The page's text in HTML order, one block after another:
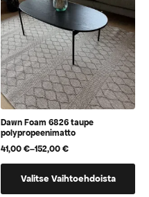
Dawn Foam 6826 taupe
polypropeenimatto
41,00€–152,00€
Hintaluokka:
41,00 €
152,00 €
Valitse Vaihtoehdoista